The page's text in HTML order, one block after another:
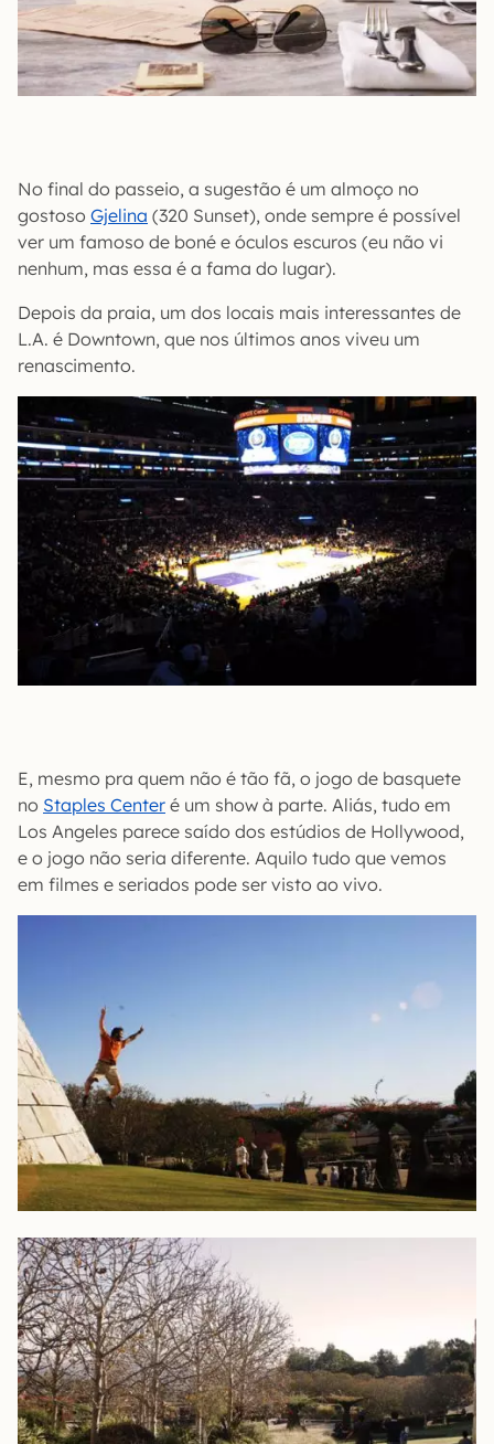
No final do passeio, a sugestão é um almoço no
gostoso Gjelina (320 Sunset), onde sempre é possível
ver um famoso de boné e óculos escuros (eu não vi
nenhum, mas essa é a fama do lugar).
Depois da praia, um dos locais mais interessantes de
L.A. é Downtown, que nos últimos anos viveu um
renascimento.
E, mesmo pra quem não é tão fã, o jogo de basquete
no Staples Center é um show à parte. Aliás, tudo em
Los Angeles parece saído dos estúdios de Hollywood,
e o jogo não seria diferente. Aquilo tudo que vemos
em filmes e seriados pode ser visto ao vivo.